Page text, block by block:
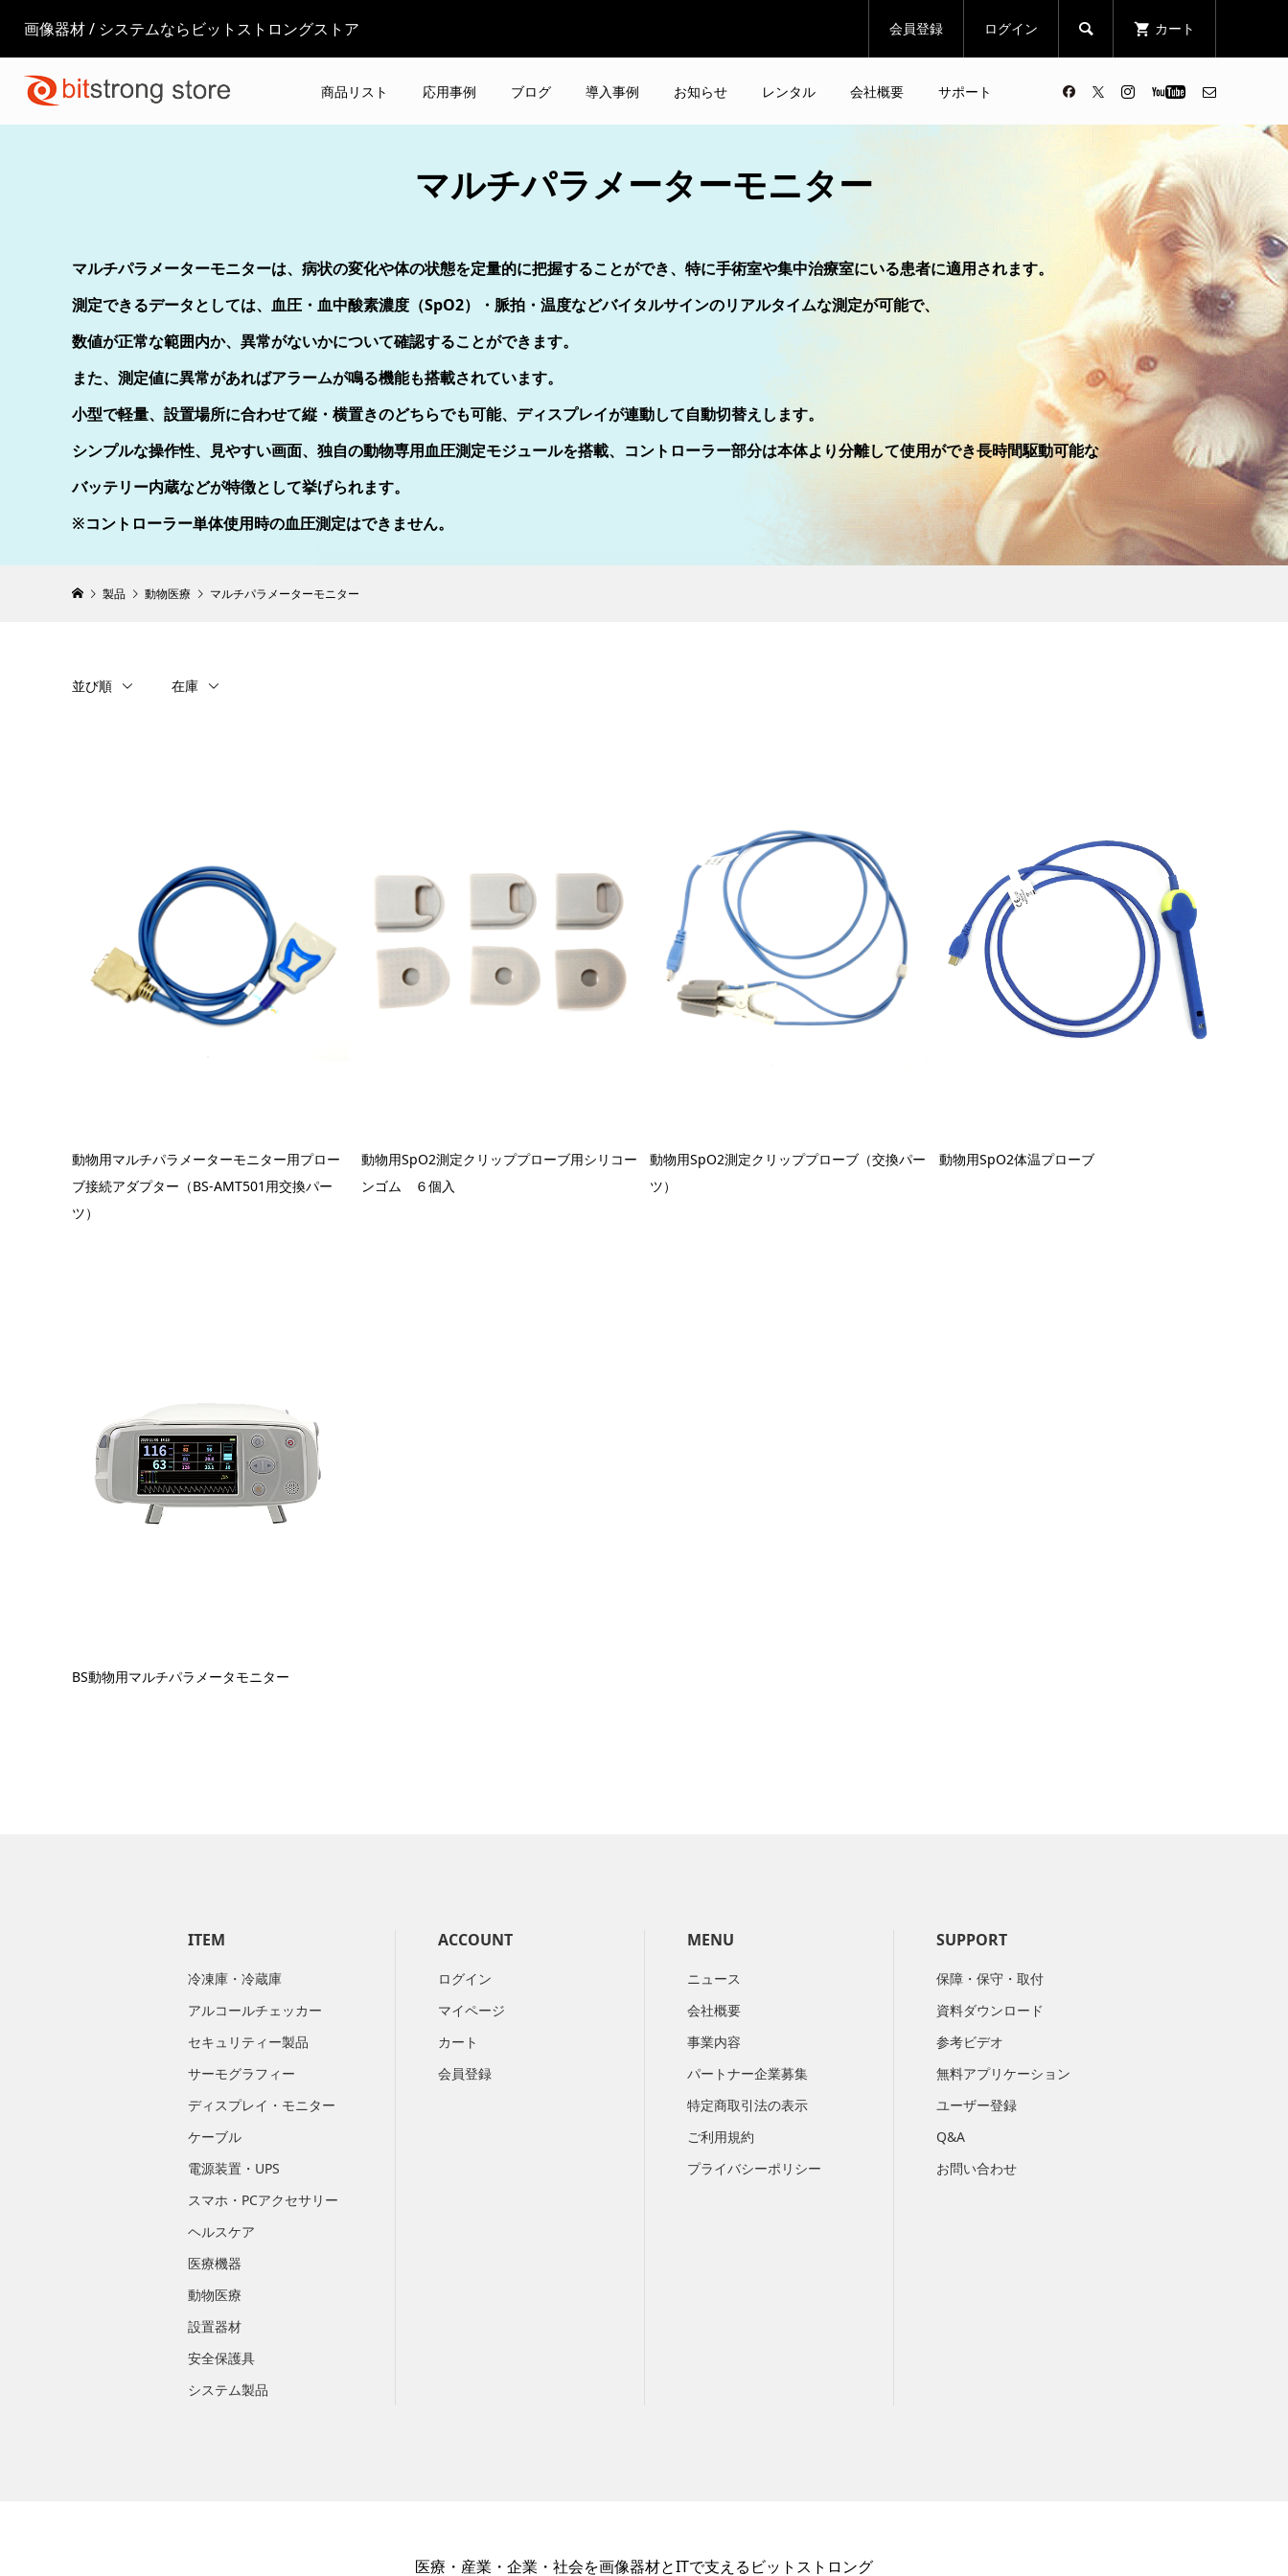
画像器材 / システムならビットストロングストア 会員登録 ログイン  カート
商品リスト 応用事例 ブログ 導入事例 お知らせ レンタル 会社概要 サポート
マルチパラメーターモニター
マルチパラメーターモニターは、病状の変化や体の状態を定量的に把握することができ、特に手術室や集中治療室にいる患者に適用されます。
測定できるデータとしては、血圧・血中酸素濃度（SpO2）・脈拍・温度などバイタルサインのリアルタイムな測定が可能で、
数値が正常な範囲内か、異常がないかについて確認することができます。
また、測定値に異常があればアラームが鳴る機能も搭載されています。
小型で軽量、設置場所に合わせて縦・横置きのどちらでも可能、ディスプレイが連動して自動切替えします。
シンプルな操作性、見やすい画面、独自の動物専用血圧測定モジュールを搭載、コントローラー部分は本体より分離して使用ができ長時間駆動可能な
バッテリー内蔵などが特徴として挙げられます。
※コントローラー単体使用時の血圧測定はできません。
製品 動物医療 マルチパラメーターモニター
並び順 在庫
動物用マルチパラメーターモニター用プロー
ブ接続アダプター（BS-AMT501用交換パー
ツ）
動物用SpO2測定クリッププローブ用シリコー
ンゴム ６個入
動物用SpO2測定クリッププローブ（交換パー
ツ）
動物用SpO2体温プローブ
BS動物用マルチパラメータモニター
ITEM
冷凍庫・冷蔵庫
アルコールチェッカー
セキュリティー製品
サーモグラフィー
ディスプレイ・モニター
ケーブル
電源装置・UPS
スマホ・PCアクセサリー
ヘルスケア
医療機器
動物医療
設置器材
安全保護具
システム製品
ACCOUNT
ログイン
マイページ
カート
会員登録
MENU
ニュース
会社概要
​事業内容
パートナー企業募集
特定商取引法の表示
ご利用規約
プライバシーポリシー
SUPPORT
保障・保守・取付
資料ダウンロード
参考ビデオ
無料アプリケーション
ユーザー登録
Q&A
お問い合わせ
医療・産業・企業・社会を画像器材とITで支えるビットストロング